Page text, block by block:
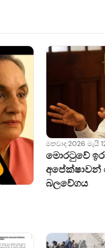
මතවාද·2026 මැයි
මොරටුවේ
අපේක්ෂාවන්
බලවේගය